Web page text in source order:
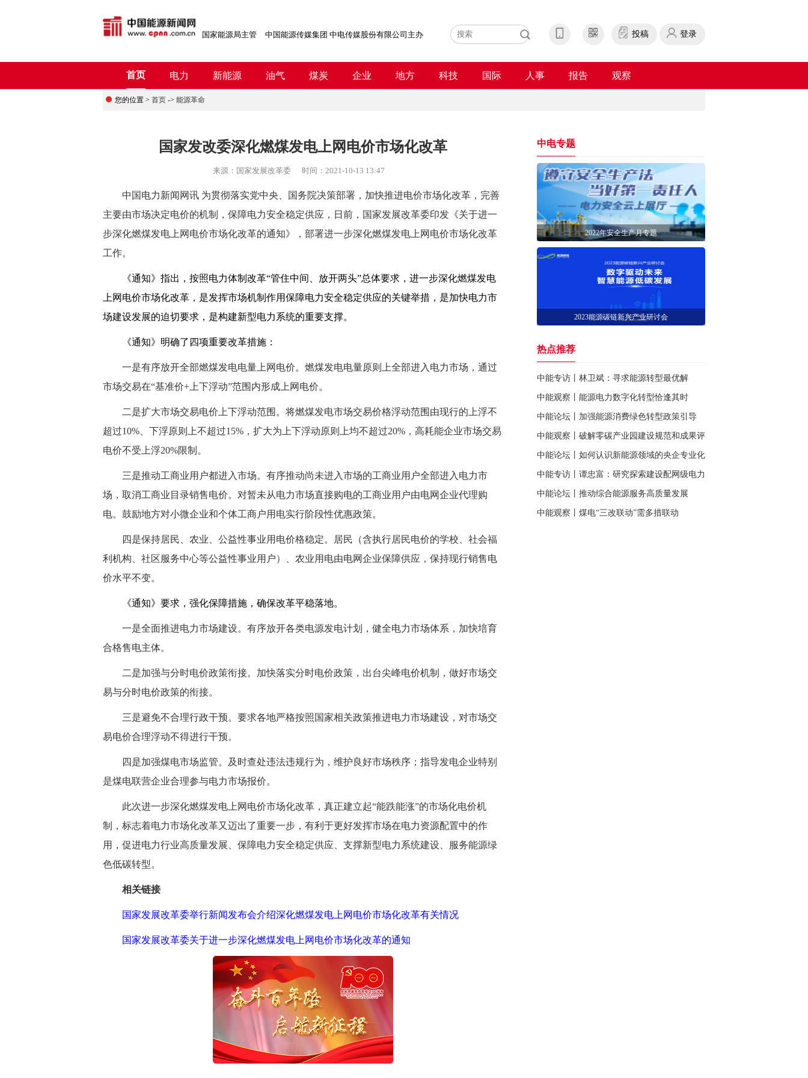
国家能源局主管 中国能源传媒集团 中电传媒股份有限公司主办 投稿 登录
首页 电力 新能源 油气 煤炭 企业 地方 科技 国际 人事 报告 观察
您的位置 > 首页 -> 能源革命
国家发改委深化燃煤发电上网电价市场化改革
来源： 国家发展改革委 时间： 2021-10-13 13:47
中国电力新闻网讯 为贯彻落实党中央、国务院决策部署，加快推进电价市场化改革，完善
主要由市场决定电价的机制，保障电力安全稳定供应，日前，国家发展改革委印发《关于进一
步深化燃煤发电上网电价市场化改革的通知》，部署进一步深化燃煤发电上网电价市场化改革
工作。
《通知》指出，按照电力体制改革“管住中间、放开两头”总体要求，进一步深化燃煤发电
上网电价市场化改革，是发挥市场机制作用保障电力安全稳定供应的关键举措，是加快电力市
场建设发展的迫切要求，是构建新型电力系统的重要支撑。
《通知》明确了四项重要改革措施：
一是有序放开全部燃煤发电电量上网电价。 燃煤发电电量原则上全部进入电力市场，通过
市场交易在“基准价+上下浮动”范围内形成上网电价。
二是扩大市场交易电价上下浮动范围。 将燃煤发电市场交易价格浮动范围由现行的上浮不
超过10%、下浮原则上不超过15%，扩大为上下浮动原则上均不超过20%，高耗能企业市场交易
电价不受上浮20%限制。
三是推动工商业用户都进入市场。 有序推动尚未进入市场的工商业用户全部进入电力市
场，取消工商业目录销售电价。对暂未从电力市场直接购电的工商业用户由电网企业代理购
电。鼓励地方对小微企业和个体工商户用电实行阶段性优惠政策。
四是保持居民、农业、公益性事业用电价格稳定。
居民（含执行居民电价的学校、社会福
利机构、社区服务中心等公益性事业用户）、农业用电由电网企业保障供应，保持现行销售电
价水平不变。
《通知》要求，强化保障措施，确保改革平稳落地。
一是全面推进电力市场建设。 有序放开各类电源发电计划，健全电力市场体系，加快培育
合格售电主体。
二是加强与分时电价政策衔接。 加快落实分时电价政策，出台尖峰电价机制，做好市场交
易与分时电价政策的衔接。
三是避免不合理行政干预。 要求各地严格按照国家相关政策推进电力市场建设，对市场交
易电价合理浮动不得进行干预。
四是加强煤电市场监管。
及时查处违法违规行为，维护良好市场秩序；指导发电企业特别
是煤电联营企业合理参与电力市场报价。
此次进一步深化燃煤发电上网电价市场化改革，真正建立起“能跌能涨”的市场化电价机
制，标志着电力市场化改革又迈出了重要一步，有利于更好发挥市场在电力资源配置中的作
用，促进电力行业高质量发展、保障电力安全稳定供应、支撑新型电力系统建设、服务能源绿
色低碳转型。
相关链接
国家发展改革委举行新闻发布会介绍深化燃煤发电上网电价市场化改革有关情况
国家发展改革委关于进一步深化燃煤发电 上网电价市场化改革的通知
中电专题
2022年安全生产月专题
2023能源碳链新兴产业研讨会
热点推荐
中能专访丨林卫斌：寻求能源转型最优解
中能观察丨能源电力数字化转型恰逢其时
中能论坛丨加强能源消费绿色转型政策引导
中能观察丨破解零碳产业园建设规范和成果评价难题
中能论坛丨如何认识新能源领域的央企专业化整合
中能专访丨谭忠富：研究探索建设配网级电力市场
中能论坛丨推动综合能源服务高质量发展
中能观察丨煤电“三改联动”需多措联动